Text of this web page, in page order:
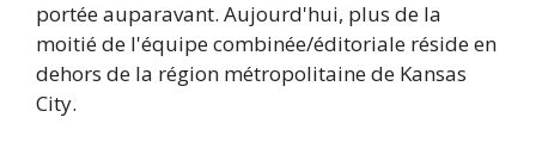
portée auparavant. Aujourd'hui, plus de la
moitié de l'équipe combinée/éditoriale réside en
dehors de la région métropolitaine de Kansas
City.